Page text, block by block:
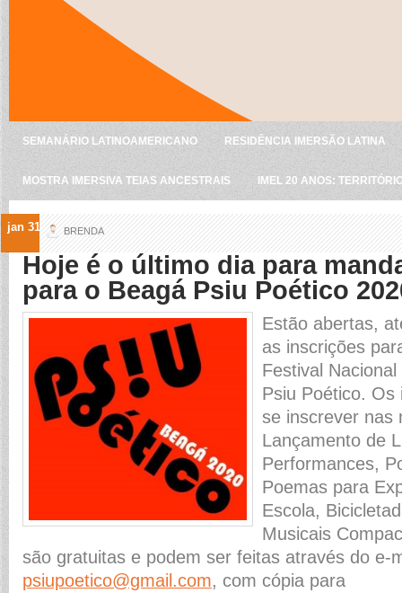
SEMANÁRIO LATINOAMERICANO RESIDÊNCIA IMERSÃO LATINA
MOSTRA IMERSIVA TEIAS ANCESTRAIS IMEL 20 ANOS:
jan 31 BRENDA
Hoje é o último dia para
para o Beagá Psiu Poético
Estão abertas,
as inscrições
Festival
Psiu Poético. Os
se inscrever nas
Lançamento de
Performances,
Poemas para
Escola,
Musicais
são gratuitas e podem ser feitas através do e-
psiupoetico@gmail.com, com cópia para